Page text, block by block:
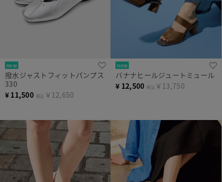
new
撥水ジャストフィットパンプス
330
¥ 11,500 税込 ￥12,650
new
バナナヒールジュートミュール
¥ 12,500 税込 ￥13,750